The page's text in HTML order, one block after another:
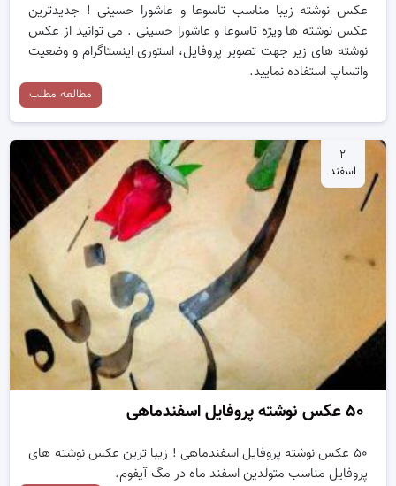
عکس نوشته زیبا مناسب تاسوعا و عاشورا حسینی ! جدیدترین
عکس نوشته ها ویژه تاسوعا و عاشورا حسینی . می توانید از عکس
نوشته های زیر جهت تصویر پروفایل، استوری اینستاگرام و وضعیت
واتساپ استفاده نمایید.
مطالعه مطلب
۲
اسفند
۵۰ عکس نوشته پروفایل اسفندماهی
۵۰ عکس نوشته پروفایل اسفندماهی ! زیبا ترین عکس نوشته های
پروفایل مناسب متولدین اسفند ماه در مگ آیفوم.